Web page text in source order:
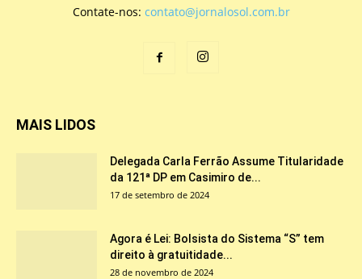
Contate-nos: contato@jornalosol.com.br
MAIS LIDOS
Delegada Carla Ferrão Assume Titularidade
da 121ª DP em Casimiro de...
17 de setembro de 2024
Agora é Lei: Bolsista do Sistema “S” tem
direito à gratuitidade...
28 de novembro de 2024